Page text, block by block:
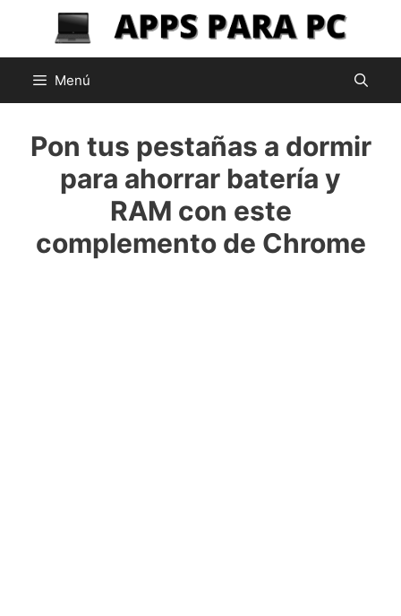
contenido
Menú
Pon tus pestañas a dormir
para ahorrar batería y
RAM con este
complemento de Chrome